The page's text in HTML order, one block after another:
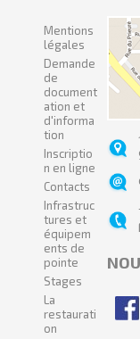
Mentions
légales
Demande
de
document
ation et
d'informa
tion
Inscriptio
n en ligne
Contacts
Infrastruc
tures et
équipem
ents de
pointe
Stages
La
restaurati
on